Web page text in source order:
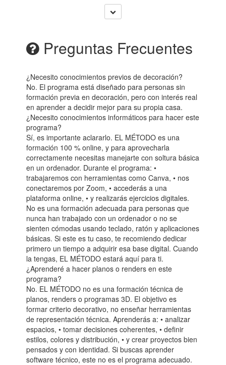
Preguntas Frecuentes
¿Necesito conocimientos previos de decoración?
No. El programa está diseñado para personas sin
formación previa en decoración, pero con interés real
en aprender a decidir mejor para su propia casa.
¿Necesito conocimientos informáticos para hacer este
programa?
Sí, es importante aclararlo. EL MÉTODO es una
formación 100 % online, y para aprovecharla
correctamente necesitas manejarte con soltura básica
en un ordenador. Durante el programa: •
trabajaremos con herramientas como Canva, • nos
conectaremos por Zoom, • accederás a una
plataforma online, • y realizarás ejercicios digitales.
No es una formación adecuada para personas que
nunca han trabajado con un ordenador o no se
sienten cómodas usando teclado, ratón y aplicaciones
básicas. Si este es tu caso, te recomiendo dedicar
primero un tiempo a adquirir esa base digital. Cuando
la tengas, EL MÉTODO estará aquí para ti.
¿Aprenderé a hacer planos o renders en este
programa?
No. EL MÉTODO no es una formación técnica de
planos, renders o programas 3D. El objetivo es
formar criterio decorativo, no enseñar herramientas
de representación técnica. Aprenderás a: • analizar
espacios, • tomar decisiones coherentes, • definir
estilos, colores y distribución, • y crear proyectos bien
pensados y con identidad. Si buscas aprender
software técnico, este no es el programa adecuado.